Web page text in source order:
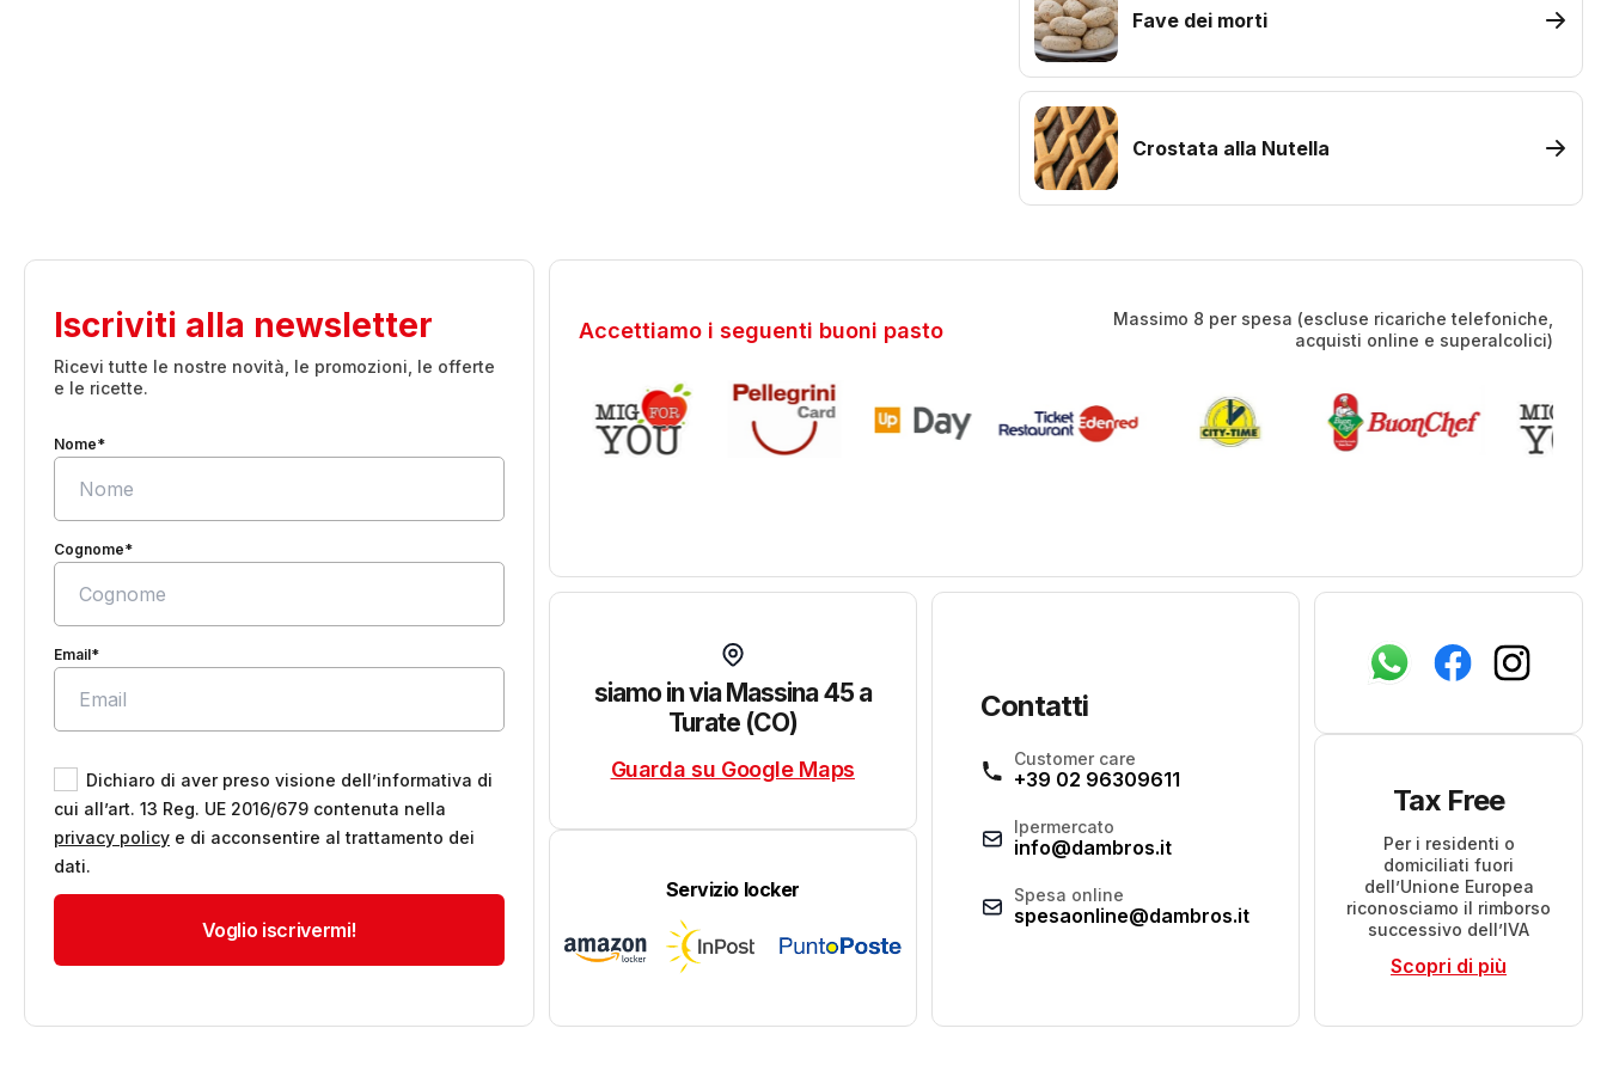
Fave dei morti
Crostata alla Nutella
Iscriviti alla newsletter
Ricevi tutte le nostre novità, le promozioni, le offerte
e le ricette.
Nome*
Cognome*
Email*
Dichiaro di aver preso visione dell’informativa di
cui all’art. 13 Reg. UE 2016/679 contenuta nella
privacy policy e di acconsentire al trattamento dei
dati.
Accettiamo i seguenti buoni pasto
Massimo 8 per spesa (escluse ricariche telefoniche,
acquisti online e superalcolici)
siamo in via Massina 45 a
Turate (CO)
Guarda su Google Maps
Servizio locker
Contatti
Customer care
+39 02 96309611
Ipermercato
info@dambros.it
Spesa online
spesaonline@dambros.it
Tax Free
Per i residenti o
domiciliati fuori
dell’Unione Europea
riconosciamo il rimborso
successivo dell’IVA
Scopri di più